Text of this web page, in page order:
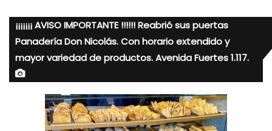
¡¡¡¡¡¡¡ AVISO IMPORTANTE !!!!!! Reabrió sus puertas
Panadería Don Nicolás. Con horario extendido y
mayor variedad de productos. Avenida Fuertes 1.117.